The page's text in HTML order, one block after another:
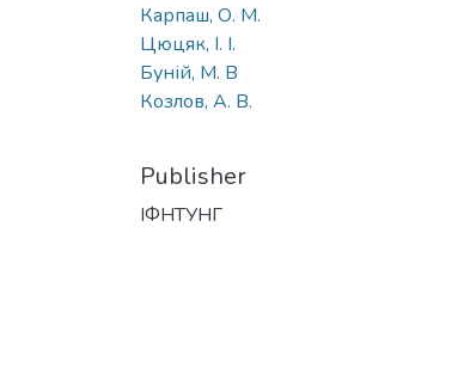
Карпаш, О. М.
Цюцяк, І. І.
Буній, М. В
Козлов, А. В.
Publisher
ІФНТУНГ